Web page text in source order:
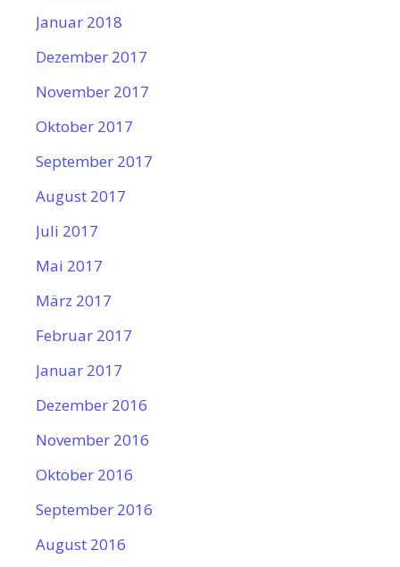
Januar 2018
Dezember 2017
November 2017
Oktober 2017
September 2017
August 2017
Juli 2017
Mai 2017
März 2017
Februar 2017
Januar 2017
Dezember 2016
November 2016
Oktober 2016
September 2016
August 2016